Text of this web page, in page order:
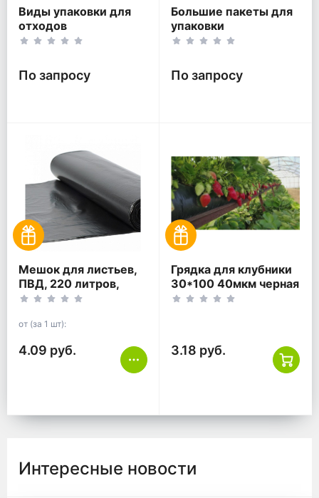
Виды упаковки для
отходов
По запросу
Большие пакеты для
упаковки
По запросу
Мешок для листьев,
ПВД, 220 литров,
90*130, чёрный.
от (за 1 шт):
4.09 руб.
Грядка для клубники
30*100 40мкм черная
ПВД
3.18 руб.
Интересные новости